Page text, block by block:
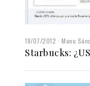
18/07/2012 Manu
Starbucks: